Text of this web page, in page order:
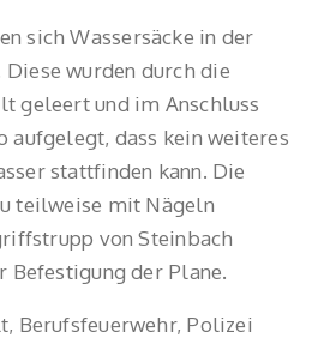
sich Wassersäcke in der
wurden durch die
geleert und im Anschluss
aufgelegt, dass kein weiteres
stattfinden kann. Die
teilweise mit Nägeln
von Steinbach
Befestigung der Plane.
Berufsfeuerwehr, Polizei